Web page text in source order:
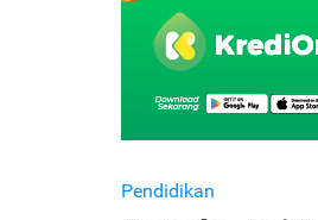
Pendidikan